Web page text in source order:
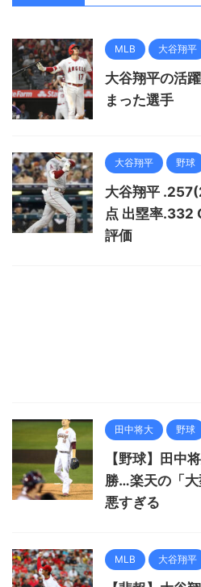
MLB 大谷翔平
大谷翔平の活
まった選手
大谷翔平 野球
大谷翔平
点 出塁率.332
評価
田中将大 野球
【野球】田中
勝…楽天の「
悪すぎる
MLB 大谷翔平